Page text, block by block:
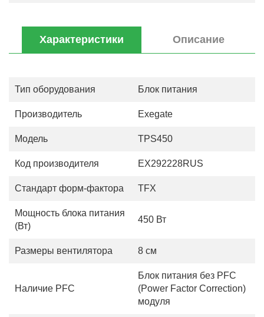
Характеристики Описание
Тип оборудования Блок питания
Производитель Exegate
Модель TPS450
Код производителя EX292228RUS
Стандарт форм-фактора TFX
Мощность блока питания
(Вт)
450 Вт
Размеры вентилятора 8 см
Наличие PFC
Блок питания без PFC
(Power Factor Correction)
модуля